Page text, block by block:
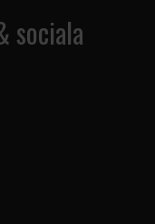
sociala